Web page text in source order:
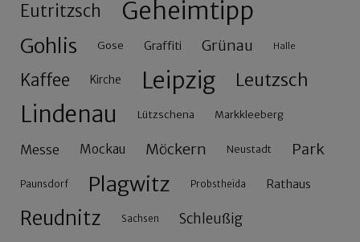
Eutritzsch Geheimtipp
Gohlis Gose Graffiti Grünau Halle
Kaffee Kirche Leipzig Leutzsch
Lindenau Lützschena Markkleeberg
Messe Mockau Möckern Neustadt Park
Paunsdorf Plagwitz Probstheida Rathaus
Reudnitz Sachsen Schleußig